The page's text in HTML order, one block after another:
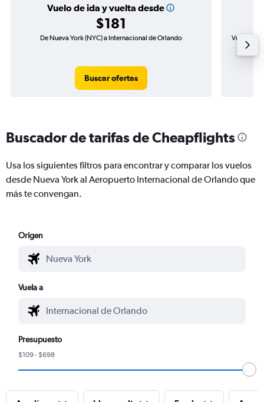
Vuelo de ida y vuelta desde
$181
De Nueva York (NYC) a Internacional de Orlando
Buscar ofertas
Vuelo de
Buscador de tarifas de Cheapflights
Usa los siguientes filtros para encontrar y comparar los vuelos
desde Nueva York al Aeropuerto Internacional de Orlando que
más te convengan.
Origen
Vuela a
Presupuesto
$109 - $698